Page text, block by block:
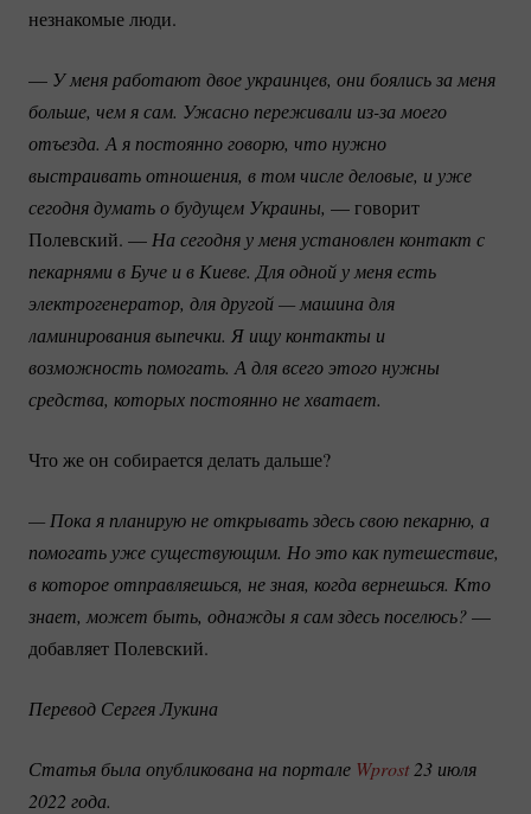
незнакомые люди.
— У меня работают двое украинцев, они боялись за меня
больше, чем я сам. Ужасно переживали из-за моего
отъезда. А я постоянно говорю, что нужно
выстраивать отношения, в том числе деловые, и уже
сегодня думать о будущем Украины, — говорит
Полевский. — На сегодня у меня установлен контакт с
пекарнями в Буче и в Киеве. Для одной у меня есть
электрогенератор, для другой — машина для
ламинирования выпечки. Я ищу контакты и
возможность помогать. А для всего этого нужны
средства, которых постоянно не хватает.
Что же он собирается делать дальше?
— Пока я планирую не открывать здесь свою пекарню, а
помогать уже существующим. Но это как путешествие,
в которое отправляешься, не зная, когда вернешься. Кто
знает, может быть, однажды я сам здесь поселюсь?—
добавляет Полевский.
Перевод Сергея Лукина
Статья была опубликована на портале Wprost 23 июля
2022 года.